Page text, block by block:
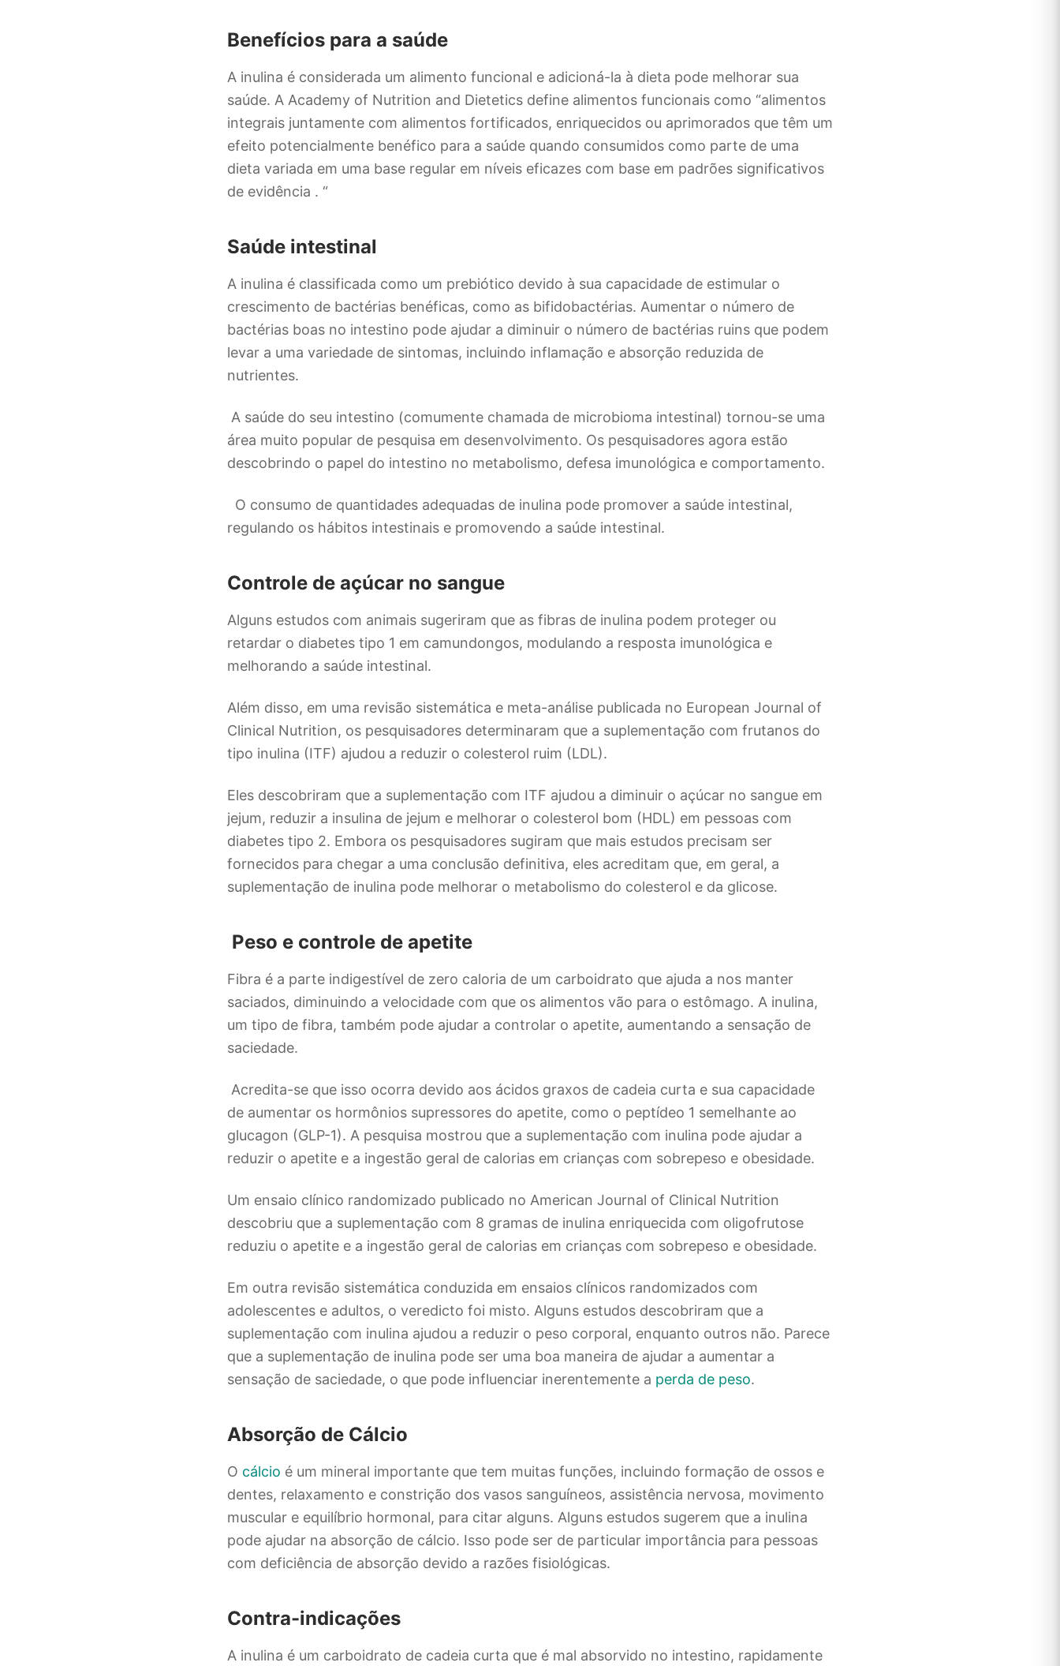
Benefícios para a saúde
A inulina é considerada um alimento funcional e adicioná-la à dieta pode melhorar sua
saúde. A Academy of Nutrition and Dietetics define alimentos funcionais como “alimentos
integrais juntamente com alimentos fortificados, enriquecidos ou aprimorados que têm um
efeito potencialmente benéfico para a saúde quando consumidos como parte de uma
dieta variada em uma base regular em níveis eficazes com base em padrões significativos
de evidência . “
Saúde intestinal
A inulina é classificada como um prebiótico devido à sua capacidade de estimular o
crescimento de bactérias benéficas, como as bifidobactérias. Aumentar o número de
bactérias boas no intestino pode ajudar a diminuir o número de bactérias ruins que podem
levar a uma variedade de sintomas, incluindo inflamação e absorção reduzida de
nutrientes.
A saúde do seu intestino (comumente chamada de microbioma intestinal) tornou-se uma
área muito popular de pesquisa em desenvolvimento. Os pesquisadores agora estão
descobrindo o papel do intestino no metabolismo, defesa imunológica e comportamento.
O consumo de quantidades adequadas de inulina pode promover a saúde intestinal,
regulando os hábitos intestinais e promovendo a saúde intestinal.
Controle de açúcar no sangue
Alguns estudos com animais sugeriram que as fibras de inulina podem proteger ou
retardar o diabetes tipo 1 em camundongos, modulando a resposta imunológica e
melhorando a saúde intestinal.
Além disso, em uma revisão sistemática e meta-análise publicada no European Journal of
Clinical Nutrition, os pesquisadores determinaram que a suplementação com frutanos do
tipo inulina (ITF) ajudou a reduzir o colesterol ruim (LDL).
Eles descobriram que a suplementação com ITF ajudou a diminuir o açúcar no sangue em
jejum, reduzir a insulina de jejum e melhorar o colesterol bom (HDL) em pessoas com
diabetes tipo 2. Embora os pesquisadores sugiram que mais estudos precisam ser
fornecidos para chegar a uma conclusão definitiva, eles acreditam que, em geral, a
suplementação de inulina pode melhorar o metabolismo do colesterol e da glicose.
Peso e controle de apetite
Fibra é a parte indigestível de zero caloria de um carboidrato que ajuda a nos manter
saciados, diminuindo a velocidade com que os alimentos vão para o estômago. A inulina,
um tipo de fibra, também pode ajudar a controlar o apetite, aumentando a sensação de
saciedade.
Acredita-se que isso ocorra devido aos ácidos graxos de cadeia curta e sua capacidade
de aumentar os hormônios supressores do apetite, como o peptídeo 1 semelhante ao
glucagon (GLP-1). A pesquisa mostrou que a suplementação com inulina pode ajudar a
reduzir o apetite e a ingestão geral de calorias em crianças com sobrepeso e obesidade.
Um ensaio clínico randomizado publicado no American Journal of Clinical Nutrition
descobriu que a suplementação com 8 gramas de inulina enriquecida com oligofrutose
reduziu o apetite e a ingestão geral de calorias em crianças com sobrepeso e obesidade.
Em outra revisão sistemática conduzida em ensaios clínicos randomizados com
adolescentes e adultos, o veredicto foi misto. Alguns estudos descobriram que a
suplementação com inulina ajudou a reduzir o peso corporal, enquanto outros não. Parece
que a suplementação de inulina pode ser uma boa maneira de ajudar a aumentar a
sensação de saciedade, o que pode influenciar inerentemente a perda de peso.
Absorção de Cálcio
O cálcio é um mineral importante que tem muitas funções, incluindo formação de ossos e
dentes, relaxamento e constrição dos vasos sanguíneos, assistência nervosa, movimento
muscular e equilíbrio hormonal, para citar alguns. Alguns estudos sugerem que a inulina
pode ajudar na absorção de cálcio. Isso pode ser de particular importância para pessoas
com deficiência de absorção devido a razões fisiológicas.
Contra-indicações
A inulina é um carboidrato de cadeia curta que é mal absorvido no intestino, rapidamente